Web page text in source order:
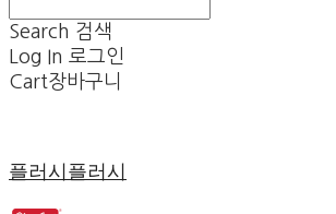
Search 검색
Log In 로그인
Cart장바구니
플러시플러시